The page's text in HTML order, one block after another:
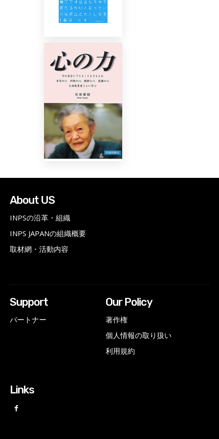
About US
INPSの沿革・組織
INPS JAPANの組織概要
取材網・活動内容
Support
パートナー
Our Policy
著作権
個人情報の取り扱い
利用規約
Links